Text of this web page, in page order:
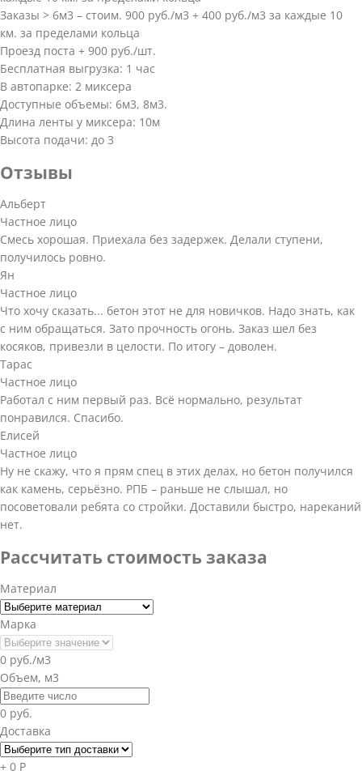
Заказы > 6м3 – стоим. 900 руб./м3 + 400 руб./м3 за каждые 10
км. за пределами кольца
Проезд поста + 900 руб./шт.
Бесплатная выгрузка: 1 час
В автопарке: 2 миксера
Доступные объемы: 6м3, 8м3.
Длина ленты у миксера: 10м
Высота подачи: до 3
Отзывы
Альберт
Частное лицо
Смесь хорошая. Приехала без задержек. Делали ступени,
получилось ровно.
Ян
Частное лицо
Что хочу сказать... бетон этот не для новичков. Надо знать, как
с ним обращаться. Зато прочность огонь. Заказ шел без
косяков, привезли в целости. По итогу – доволен.
Тарас
Частное лицо
Работал с ним первый раз. Всё нормально, результат
понравился. Спасибо.
Елисей
Частное лицо
Ну не скажу, что я прям спец в этих делах, но бетон получился
как камень, серьёзно. РПБ – раньше не слышал, но
посоветовали ребята со стройки. Доставили быстро, нареканий
нет.
Рассчитать стоимость заказа
Материал
Марка
0 руб./м3
Объем, м3
0 руб.
Доставка
+ 0 Р